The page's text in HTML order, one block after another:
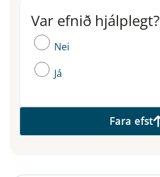
Var efnið hjálplegt?
Var efnið hjálplegt?
Nei
Já
Fara efst